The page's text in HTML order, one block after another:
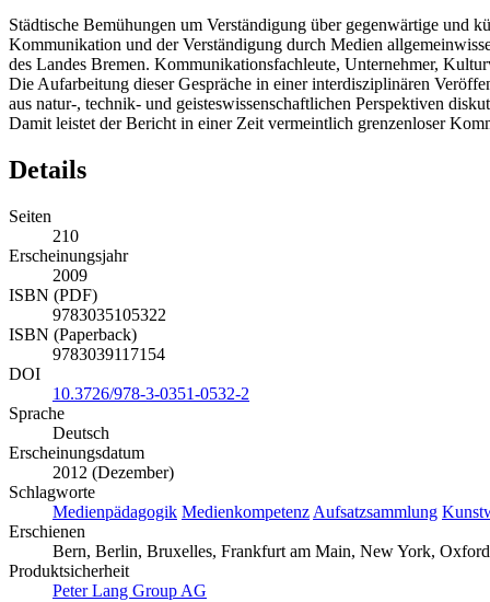
Städtische Bemühungen um Verständigung über gegenwärtige und
Kommunikation und der Verständigung durch Medien
des Landes Bremen. Kommunikationsfachleute, Unternehmer,
Die Aufarbeitung dieser Gespräche in einer interdisziplinären
aus natur-, technik- und geisteswissenschaftlichen Perspektiven
Damit leistet der Bericht in einer Zeit vermeintlich grenzenloser
Details
Seiten
210
Erscheinungsjahr
2009
ISBN (PDF)
9783035105322
ISBN (Paperback)
9783039117154
DOI
10.3726/978-3-0351-0532-2
Sprache
Deutsch
Erscheinungsdatum
2012 (Dezember)
Schlagworte
Medienpädagogik Medienkompetenz Aufsatzsammlung
Erschienen
Bern, Berlin, Bruxelles, Frankfurt am Main, New York,
Produktsicherheit
Peter Lang Group AG